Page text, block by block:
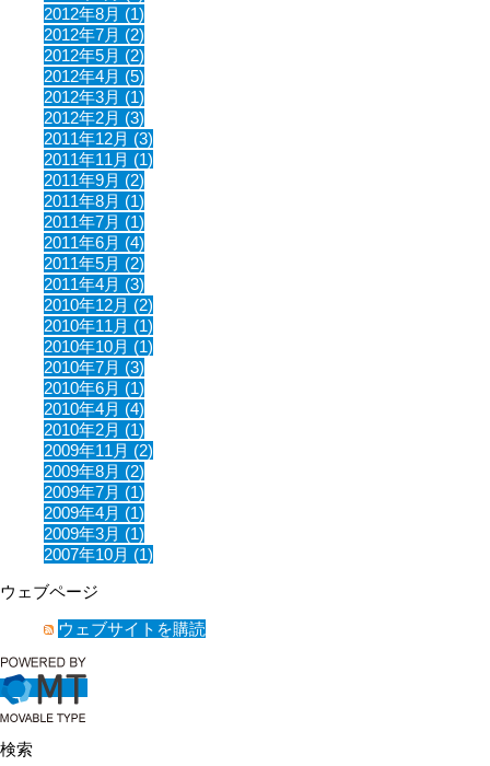
2012年8月 (1)
2012年7月 (2)
2012年5月 (2)
2012年4月 (5)
2012年3月 (1)
2012年2月 (3)
2011年12月 (3)
2011年11月 (1)
2011年9月 (2)
2011年8月 (1)
2011年7月 (1)
2011年6月 (4)
2011年5月 (2)
2011年4月 (3)
2010年12月 (2)
2010年11月 (1)
2010年10月 (1)
2010年7月 (3)
2010年6月 (1)
2010年4月 (4)
2010年2月 (1)
2009年11月 (2)
2009年8月 (2)
2009年7月 (1)
2009年4月 (1)
2009年3月 (1)
2007年10月 (1)
ウェブページ
ウェブサイトを購読
検索